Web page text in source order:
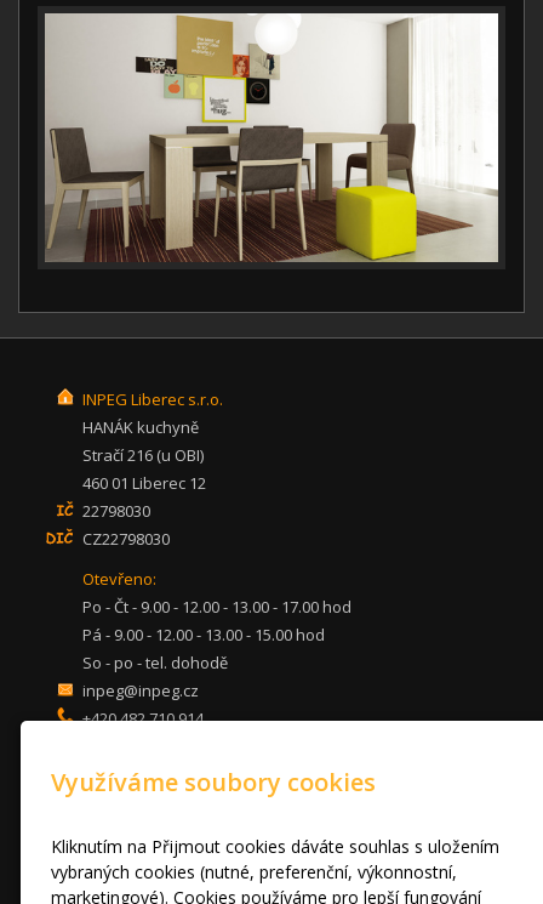
INPEG Liberec s.r.o.
HANÁK kuchyně
Stračí 216 (u OBI)
460 01 Liberec 12
22798030
CZ22798030
Otevřeno:
Po - Čt - 9.00 - 12.00 - 13.00 - 17.00 hod
Pá - 9.00 - 12.00 - 13.00 - 15.00 hod
So - po - tel. dohodě
inpeg@inpeg.cz
+420 482 710 914
KUCHYNĚ
DVEŘE A STOLY
OBÝVACÍ POKOJE
AKCE
Využíváme soubory cookies
Kliknutím na Přijmout cookies dáváte souhlas s uložením
vybraných cookies (nutné, preferenční, výkonnostní,
marketingové). Cookies používáme pro lepší fungování